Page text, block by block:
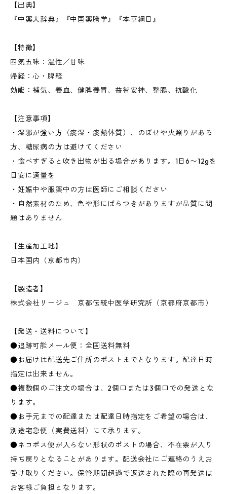
【出典】
『中薬大辞典』『中国薬膳学』『本草綱目』
【特徴】
四気五味：温性／甘味
帰経：心・脾経
効能：補気、養血、健脾養胃、益智安神、整腸、抗酸化
【注意事項】
・湿邪が強い方（痰湿・痰熱体質）、のぼせや火照りがある
方、糖尿病の方は避けてください
・食べすぎると吹き出物が出る場合があります。1日6〜12gを
目安に適量を
・妊娠中や服薬中の方は医師にご相談ください
・自然素材のため、色や形にばらつきがありますが品質に問
題はありません
【生産加工地】
日本国内（京都市内）
【製造者】
株式会社リージュ 京都伝統中医学研究所（京都府京都市）
【発送・送料について】
●追跡可能メール便：全国送料無料
●お届けは配送先ご住所のポストまでとなります。配達日時
指定は出来ません。
●複数個のご注文の場合は、2個口または3個口での発送とな
ります。
●お手元までの配達または配達日時指定をご希望の場合は、
別途宅急便（実費送料）にて承ります。
●ネコポス便が入らない形状のポストの場合、不在票が入り
持ち戻りとなることがあります。配送会社にご連絡のうえお
受け取りください。保管期間超過で返送された際の再発送は
お客様ご負担となります。